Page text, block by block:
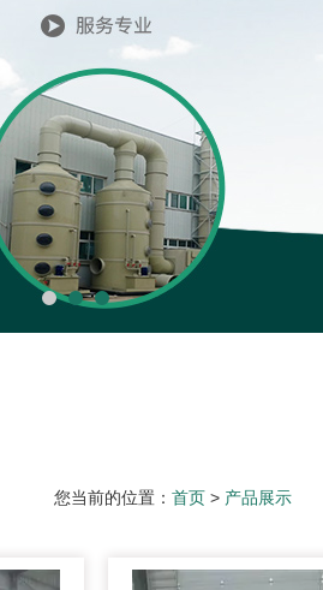
您当前的位置： 首页 > 产品展示